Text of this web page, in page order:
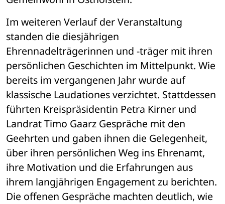
Im weiteren Verlauf der Veranstaltung
standen die diesjährigen
Ehrennadelträgerinnen und -träger mit ihren
persönlichen Geschichten im Mittelpunkt. Wie
bereits im vergangenen Jahr wurde auf
klassische Laudationes verzichtet. Stattdessen
führten Kreispräsidentin Petra Kirner und
Landrat Timo Gaarz Gespräche mit den
Geehrten und gaben ihnen die Gelegenheit,
über ihren persönlichen Weg ins Ehrenamt,
ihre Motivation und die Erfahrungen aus
ihrem langjährigen Engagement zu berichten.
Die offenen Gespräche machten deutlich, wie